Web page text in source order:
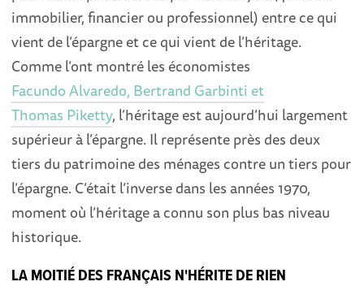
immobilier, financier ou professionnel) entre ce qui
vient de l’épargne et ce qui vient de l’héritage.
Comme l’ont montré les économistes
Facundo Alvaredo, Bertrand Garbinti et
Thomas Piketty, l’héritage est aujourd’hui largement
supérieur à l’épargne. Il représente près des deux
tiers du patrimoine des ménages contre un tiers pour
l’épargne. C’était l’inverse dans les années 1970,
moment où l’héritage a connu son plus bas niveau
historique.
LA MOITIÉ DES FRANÇAIS N'HÉRITE DE RIEN